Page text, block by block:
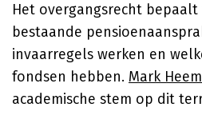
Het overgangsrecht
bestaande
invaarregels werken en
fondsen hebben. Mark
academische stem op dit